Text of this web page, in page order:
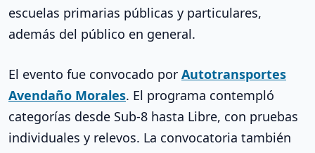
escuelas primarias públicas y particulares,
además del público en general.
El evento fue convocado por Autotransportes
Avendaño Morales. El programa contempló
categorías desde Sub-8 hasta Libre, con pruebas
individuales y relevos. La convocatoria también